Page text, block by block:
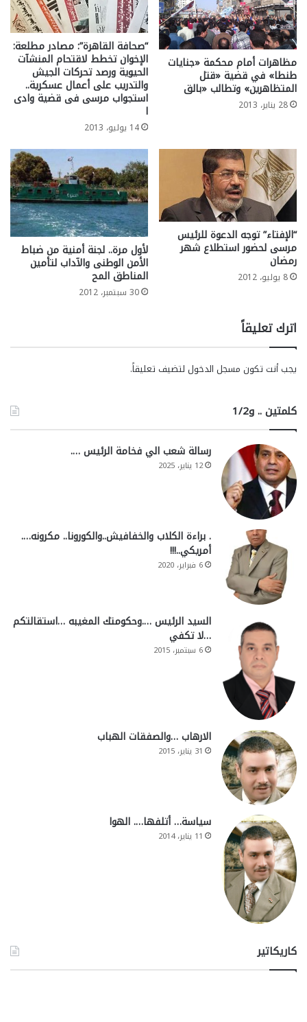
مظاهرات أمام محكمة «جنايات
طنطا» في قضية «قتل
المتظاهرين» وتطالب «بالق
28 يناير، 2013
“صحافة القاهرة”: مصادر مطلعة:
الإخوان تخطط لاقتحام المنشآت
الحيوية ورصد تحركات الجيش
والتدريب على أعمال عسكرية..
استجواب مرسى فى قضية وادى
ا
14 يوليو، 2013
“الإفتاء” توجه الدعوة للرئيس
مرسى لحضور استطلاع شهر
رمضان
8 يوليو، 2012
لأول مرة.. لجنة أمنية من ضباط
الأمن الوطنى والآداب لتأمين
المناطق المح
30 سبتمبر، 2012
اترك تعليقاً
يجب أنت تكون مسجل الدخول لتضيف تعليقاً.
كلمتين .. و1/2
رسالة شعب الي فخامة الرئيس ….
12 يناير، 2025
. براءة الكلاب والخفافيش..والكورونا.. مكرونه….
أمريكي..!!!
6 فبراير، 2020
السيد الرئيس ….وحكومتك المغيبه …استقالتكم
…لا تكفي
6 سبتمبر، 2015
الارهاب …والصفقات الهباب
31 يناير، 2015
سياسة… أتلفها…. الهوا
11 يناير، 2014
كاريكاتير